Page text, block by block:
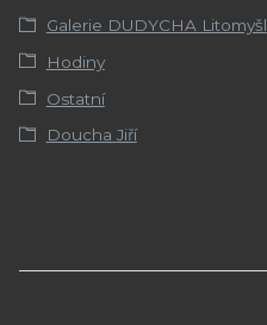
Galerie DUDYCHA Litomyšl
Hodiny
Ostatní
Doucha Jiří